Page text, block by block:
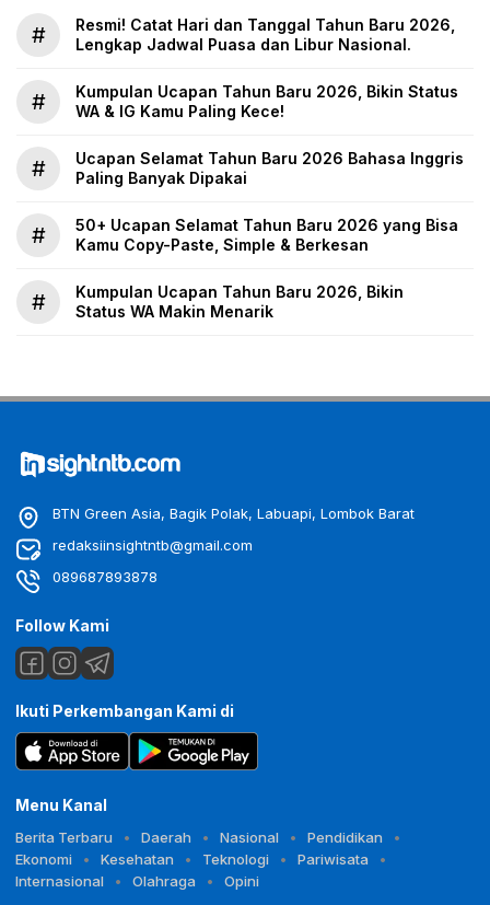
#
Resmi! Catat Hari dan Tanggal Tahun Baru 2026,
Lengkap Jadwal Puasa dan Libur Nasional.
#
Kumpulan Ucapan Tahun Baru 2026, Bikin Status
WA & IG Kamu Paling Kece!
#
Ucapan Selamat Tahun Baru 2026 Bahasa Inggris
Paling Banyak Dipakai
#
50+ Ucapan Selamat Tahun Baru 2026 yang Bisa
Kamu Copy-Paste, Simple & Berkesan
#
Kumpulan Ucapan Tahun Baru 2026, Bikin
Status WA Makin Menarik
BTN Green Asia, Bagik Polak, Labuapi, Lombok Barat
redaksiinsightntb@gmail.com
089687893878
Follow Kami
Ikuti Perkembangan Kami di
Menu Kanal
Berita Terbaru Daerah Nasional
Pendidikan
Ekonomi
Kesehatan Teknologi
Pariwisata
Internasional
Olahraga Opini